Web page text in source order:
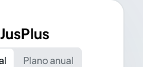
JusPlus
Plano anual